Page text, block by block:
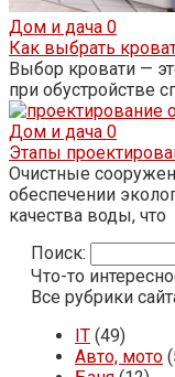
Дом и дача 0
Как выбрать
Выбор кровати —
при обустройстве
Дом и дача 0
Этапы
Очистные
обеспечении
качества воды, что
Поиск:
Что-то
Все рубрики
IT (49)
Авто, мото